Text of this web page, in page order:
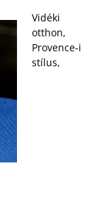
Vidéki
otthon,
Provence-i
stílus,